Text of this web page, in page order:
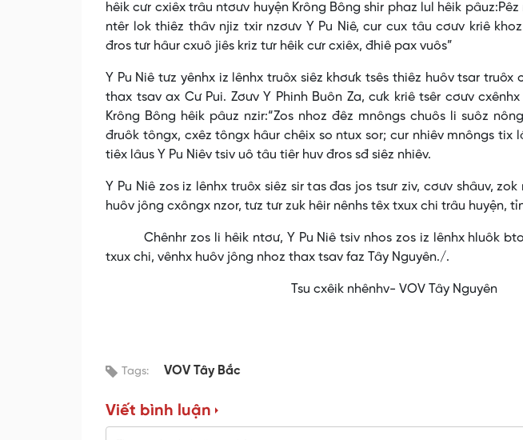
hêik cưr cxiêx trâu ntơưv huyện Krông Bông shir phaz lul hêik
ntêr lok thiêz thâv njiz txir nzơưv Y Pu Niê, cur cux tâu cơưv kriê
đros tưr hâur cxuô jiês kriz tưr hêik cưr cxiêx, đhiê pax vuôs”
Y Pu Niê tưz yênhx iz lênhx truôx siêz khơưk tsês thiêz huôv tsar
thax tsav ax Cư Pui. Zơưv Y Phinh Buôn Za, cưk kriê tsêr cơưv
Krông Bông hêik pâuz nzir:“Zos nhoz đêz mnôngs chuôs li suôz
đruôk tôngx, cxêz tôngx hâur chêix so ntux sor; cur nhiêv mnôngs tix
tiêx lâus Y Pu Niêv tsiv uô tâu tiêr huv đros sđ siêz nhiêv.
Y Pu Niê zos iz lênhx truôx siêz sir tas đas jos tsưr ziv, cơưv shâuv,
huôv jông cxôngx nzor, tưz tưr zuk hêir nênhs têx txux chi trâu huyện,
Chênhr zos li hêik ntơư, Y Pu Niê tsiv nhos zos iz lênhx hluôk bto
txux chi, vênhx huôv jông nhoz thax tsav faz Tây Nguyên./.
Tsu cxêik nhênhv- VOV Tây Nguyên
Tags: VOV Tây Bắc
Viết bình luận